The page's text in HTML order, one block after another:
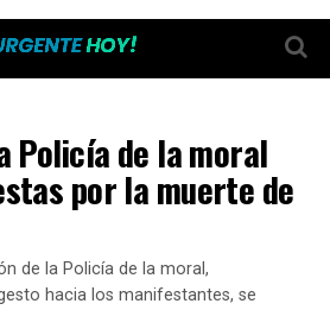
Policía de la moral
por la muerte de
de la Policía de la moral,
hacia los manifestantes, se